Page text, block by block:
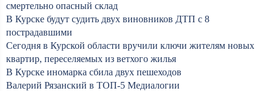
смертельно опасный склад
В Курске будут судить двух виновников ДТП с 8
пострадавшими
Сегодня в Курской области вручили ключи жителям новых
квартир, переселяемых из ветхого жилья
В Курске иномарка сбила двух пешеходов
Валерий Рязанский в ТОП-5 Медиалогии